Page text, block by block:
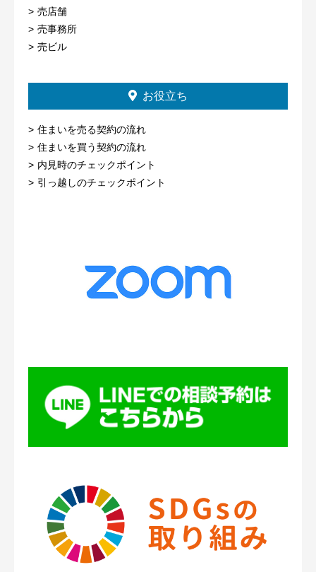
売店舗
売事務所
売ビル
お役立ち
住まいを売る契約の流れ
住まいを買う契約の流れ
内見時のチェックポイント
引っ越しのチェックポイント